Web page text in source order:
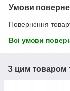
Умови
Повернення
Всі умови
З цим товаром